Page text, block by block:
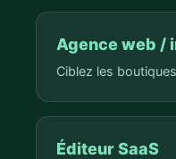
Agence web /
Ciblez les
Éditeur SaaS